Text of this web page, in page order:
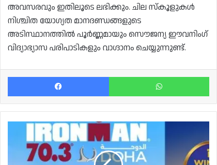
അവസരവും ഇതിലൂടെ ലഭിക്കും. ചില സ്കൂളുകൾ
നിശ്ചിത യോഗ്യത മാനദണ്ഡങ്ങളുടെ
അടിസ്ഥാനത്തിൽ പൂർണ്ണമായും സൌജന്യ ഈവനിംഗ്
വിദ്യാഭ്യാസ പരിപാടികളും വാഗ്ദാനം ചെയ്യുന്നുണ്ട്.
Facebook
ഖത്തറിലേക്ക്
അയൺമാൻ